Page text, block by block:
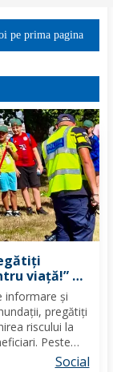
pe prima pagina
viață!” –
să se
informare și
pregătiți
riscului la
Peste
organizată
Social